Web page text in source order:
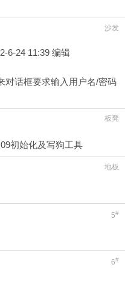
沙发
6-24 11:39 编辑
对话框要求输入用户名/密码
板凳
初始化及写狗工具
地板
5#
6#